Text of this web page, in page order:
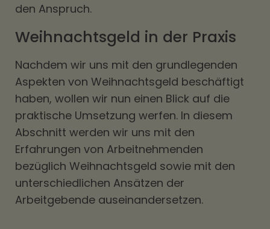
den Anspruch.
Weihnachtsgeld in der Praxis
Nachdem wir uns mit den grundlegenden
Aspekten von Weihnachtsgeld beschäftigt
haben, wollen wir nun einen Blick auf die
praktische Umsetzung werfen. In diesem
Abschnitt werden wir uns mit den
Erfahrungen von Arbeitnehmenden
bezüglich Weihnachtsgeld sowie mit den
unterschiedlichen Ansätzen der
Arbeitgebende auseinandersetzen.